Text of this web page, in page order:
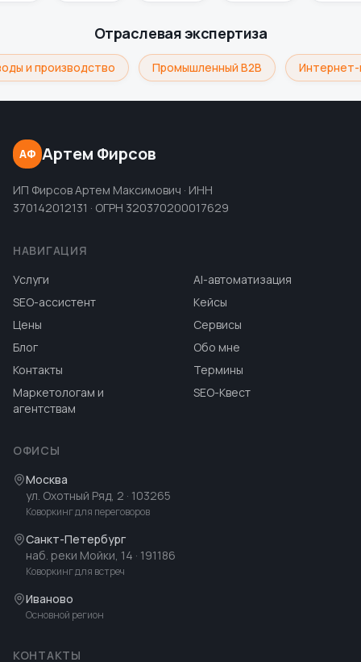
Отраслевая экспертиза
и производство Промышленный B2B Интернет-
АФ Артем Фирсов
ИП Фирсов Артем Максимович · ИНН
370142012131 · ОГРН 320370200017629
НАВИГАЦИЯ
Услуги
AI-автоматизация
SEO-ассистент
Кейсы
Цены
Сервисы
Блог
Обо мне
Контакты
Термины
Маркетологам и
агентствам
SEO-Квест
ОФИСЫ
Москва
ул. Охотный Ряд, 2 · 103265
Коворкинг для переговоров
Санкт-Петербург
наб. реки Мойки, 14 · 191186
Коворкинг для встреч
Иваново
Основной регион
КОНТАКТЫ